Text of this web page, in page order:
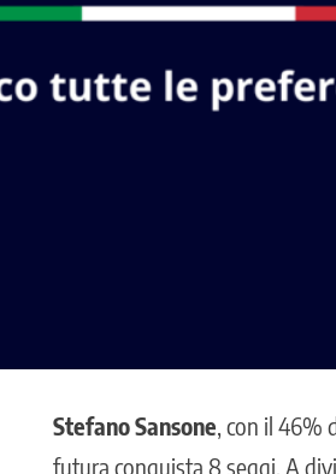
Stefano Sansone , con il 46%
futura conquista 8 seggi. A